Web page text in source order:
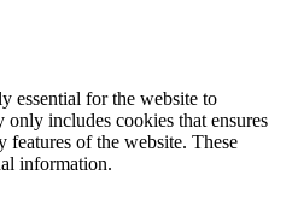
essential for the website to
includes cookies that ensures
features of the website. These
information.